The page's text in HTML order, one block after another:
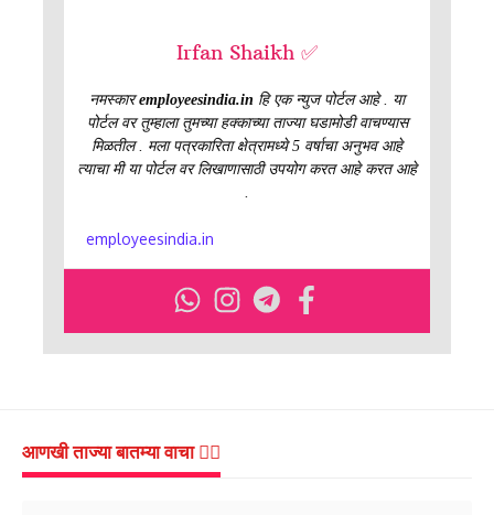
Irfan Shaikh ✅
नमस्कारemployeesindia.in हि एक न्युज पोर्टल आहे . या
पोर्टल वर तुम्हाला तुमच्या हक्काच्या ताज्या घडामोडी वाचण्यास
मिळतील . मला पत्रकारिता क्षेत्रामध्ये 5 वर्षाचा अनुभव आहे
त्याचा मी या पोर्टल वर लिखाणासाठी उपयोग करत आहे करत आहे
employeesindia.in
आणखी ताज्या बातम्या वाचा 👇🏻